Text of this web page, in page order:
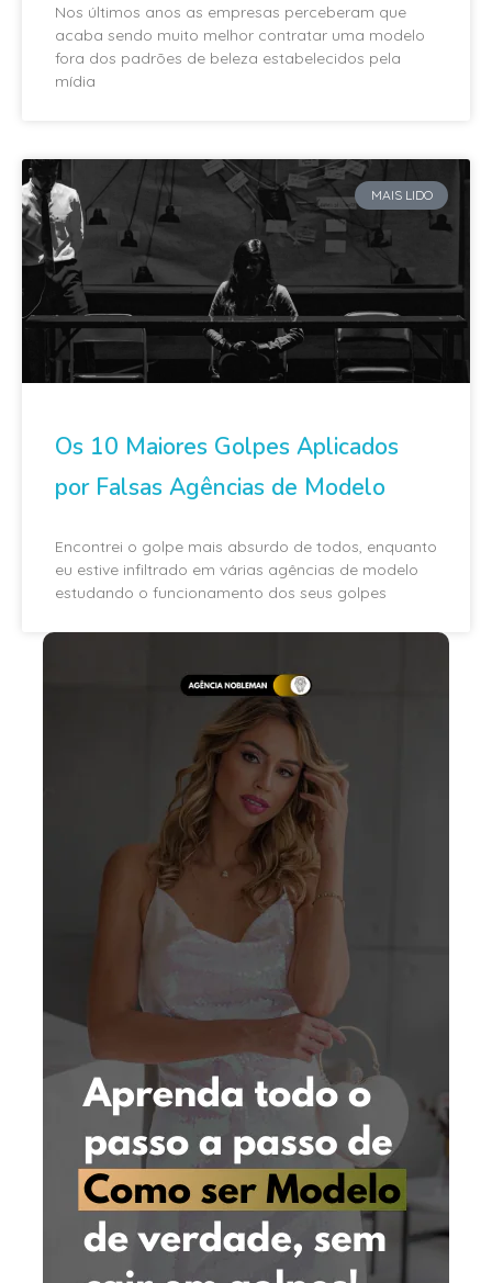
Nos últimos anos as empresas perceberam que
acaba sendo muito melhor contratar uma modelo
fora dos padrões de beleza estabelecidos pela
mídia
MAIS LIDO
Os 10 Maiores Golpes Aplicados
por Falsas Agências de Modelo
Encontrei o golpe mais absurdo de todos, enquanto
eu estive infiltrado em várias agências de modelo
estudando o funcionamento dos seus golpes